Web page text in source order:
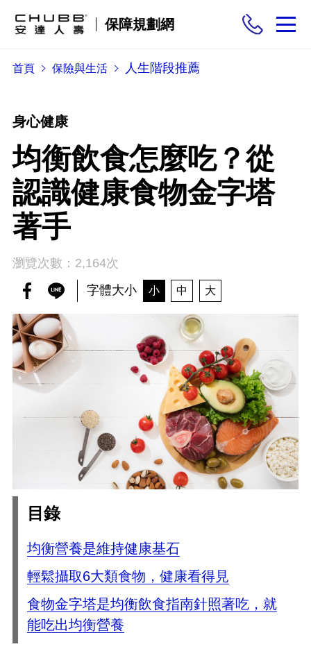
保障規劃網
保險商品
需求分析
投保與理賠
保險與生活
首頁 保險與生活 人生階段推薦
身心健康
均衡飲食怎麼吃？從
認識健康食物金字塔
著手
瀏覽次數：2,164次
字體大小
小 中 大
目錄
均衡營養是維持健康基石
輕鬆攝取6大類食物，健康看得見
食物金字塔是均衡飲食指南針照著吃，就
能吃出均衡營養